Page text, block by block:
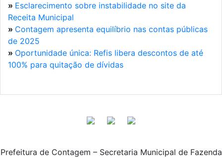
» Esclarecimento sobre instabilidade no site da
Receita Municipal
» Contagem apresenta equilíbrio nas contas públicas
de 2025
» Oportunidade única: Refis libera descontos de até
100% para quitação de dívidas
Prefeitura de Contagem – Secretaria Municipal de Fazenda